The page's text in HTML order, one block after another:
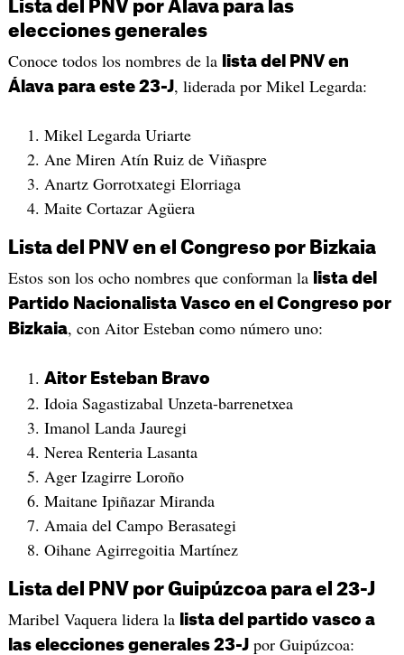
Lista del PNV por Álava para las
elecciones generales
Conoce todos los nombres de la
lista del PNV en
Álava para este 23-J, liderada por Mikel Legarda:
Mikel Legarda Uriarte
Ane Miren Atín Ruiz de Viñaspre
Anartz Gorrotxategi Elorriaga
Maite Cortazar Agüera
Lista del PNV en el Congreso por Bizkaia
Estos son los ocho nombres que conforman la
lista del
Partido Nacionalista Vasco en el Congreso por
Bizkaia, con Aitor Esteban como número uno:
Aitor Esteban Bravo
Idoia Sagastizabal Unzeta-barrenetxea
Imanol Landa Jauregi
Nerea Renteria Lasanta
Ager Izagirre Loroño
Maitane Ipiñazar Miranda
Amaia del Campo Berasategi
Oihane Agirregoitia Martínez
Lista del PNV por Guipúzcoa para el 23-J
Maribel Vaquera lidera la
lista del partido vasco a
las elecciones generales 23-Jpor Guipúzcoa: